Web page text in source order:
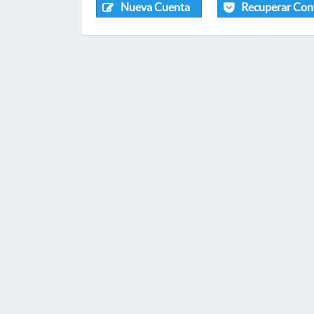
Nueva Cuenta Recuperar